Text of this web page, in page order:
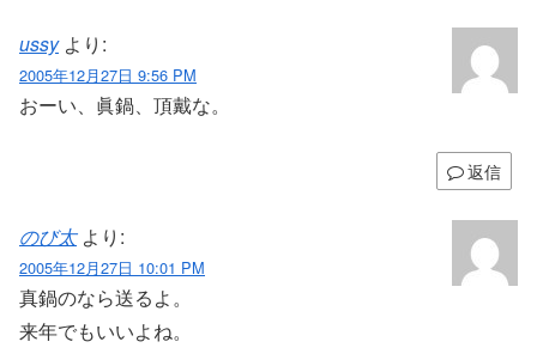
ussy より:
2005年12月27日 9:56 PM
おーい、眞鍋、頂戴な。
返信
のび太 より:
2005年12月27日 10:01 PM
真鍋のなら送るよ。
来年でもいいよね。